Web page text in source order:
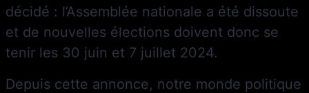
décidé : l’Assemblée nationale a été dissoute
et de nouvelles élections doivent donc se
tenir les 30 juin et 7 juillet 2024.
Depuis cette annonce, notre monde politique